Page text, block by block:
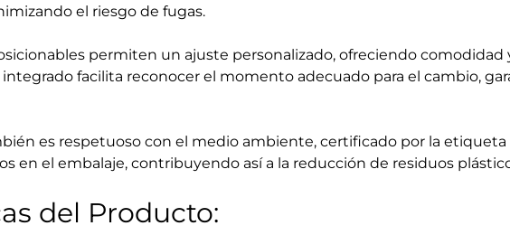
el riesgo de fugas.
permiten un ajuste personalizado, ofreciendo comodidad
facilita reconocer el momento adecuado para el cambio,
es respetuoso con el medio ambiente, certificado por la etiqueta
en el embalaje, contribuyendo así a la reducción de residuos
del Producto: